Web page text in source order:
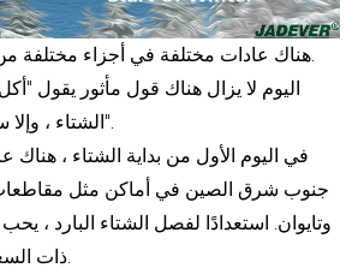
هناك عادات مختلفة في أجزاء مختلفة من الصين في هذا اليوم.
اليوم لا يزال هناك قول مأثور يقول "أكل
الشتاء ، وإلا ستصاب أذنيك بالصقيع".
في اليوم الأول من بداية الشتاء ، هناك
جنوب شرق الصين في أماكن مثل مقاطعات
وتايوان. استعدادًا لفصل الشتاء البارد ،
ذات السعرات الحرارية العالية.